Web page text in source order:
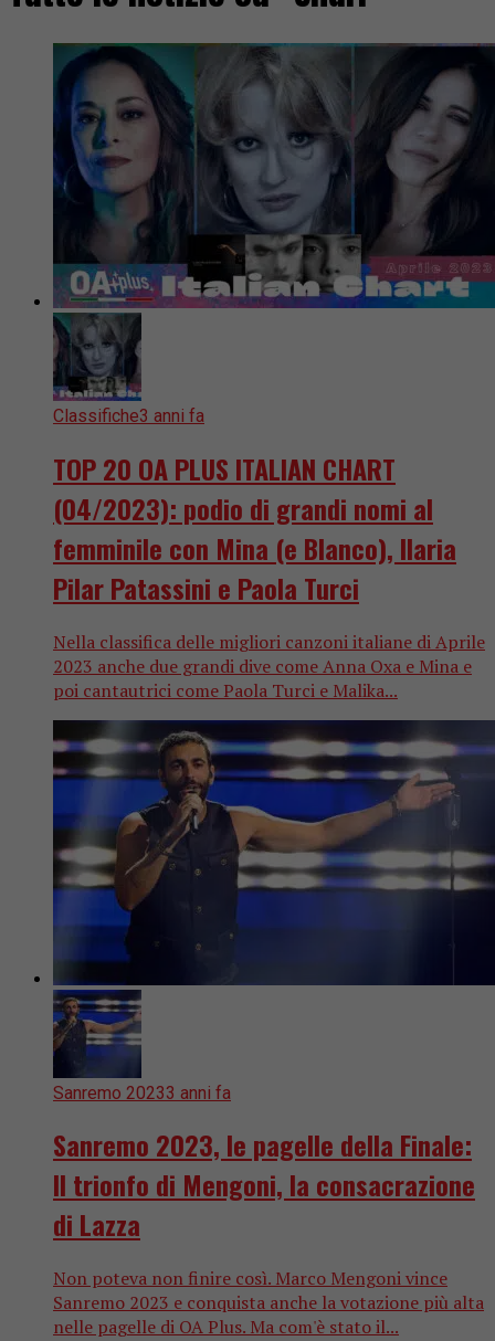
Classifiche3 anni fa
TOP 20 OA PLUS ITALIAN CHART
(04/2023): podio di grandi nomi al
femminile con Mina (e Blanco), Ilaria
Pilar Patassini e Paola Turci
Nella classifica delle migliori canzoni italiane di Aprile
2023 anche due grandi dive come Anna Oxa e Mina e
poi cantautrici come Paola Turci e Malika...
Sanremo 20233 anni fa
Sanremo 2023, le pagelle della Finale:
Il trionfo di Mengoni, la consacrazione
di Lazza
Non poteva non finire così. Marco Mengoni vince
Sanremo 2023 e conquista anche la votazione più alta
nelle pagelle di OA Plus. Ma com'è stato il...